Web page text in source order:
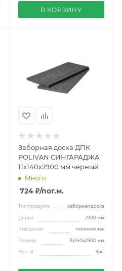
В КОРЗИНУ
Заборная доска ДПК
POLIVAN СИНГАРАДЖА
11х140х2900 мм черный
Много
724 ₽/пог.м.
Тип продукта заборная доска
Длина 2900 мм
Вид доски полнотелая
Размер 11х140х2900 мм
Вес, кг 6 кг